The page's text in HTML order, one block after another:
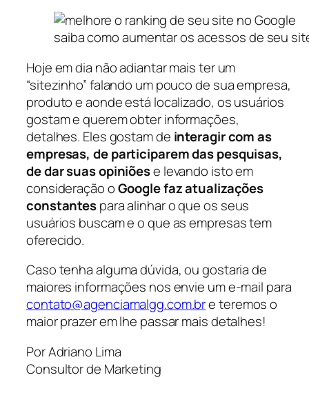
saiba como aumentar os acessos de seu
Hoje em dia não adiantar mais ter um
“sitezinho” falando um pouco de sua empresa,
produto e aonde está localizado, os usuários
gostam e querem obter informações,
detalhes. Eles gostam de interagir com as
empresas, de participarem das pesquisas,
de dar suas opiniõese levando isto em
consideração oGoogle faz atualizações
constantespara alinhar o que os seus
usuários buscam e o que as empresas tem
oferecido.
Caso tenha alguma dúvida, ou gostaria de
maiores informações nos envie um e-mail para
contato@agenciamalgg.com.bre teremos o
maior prazer em lhe passar mais detalhes!
Por Adriano Lima
Consultor de Marketing